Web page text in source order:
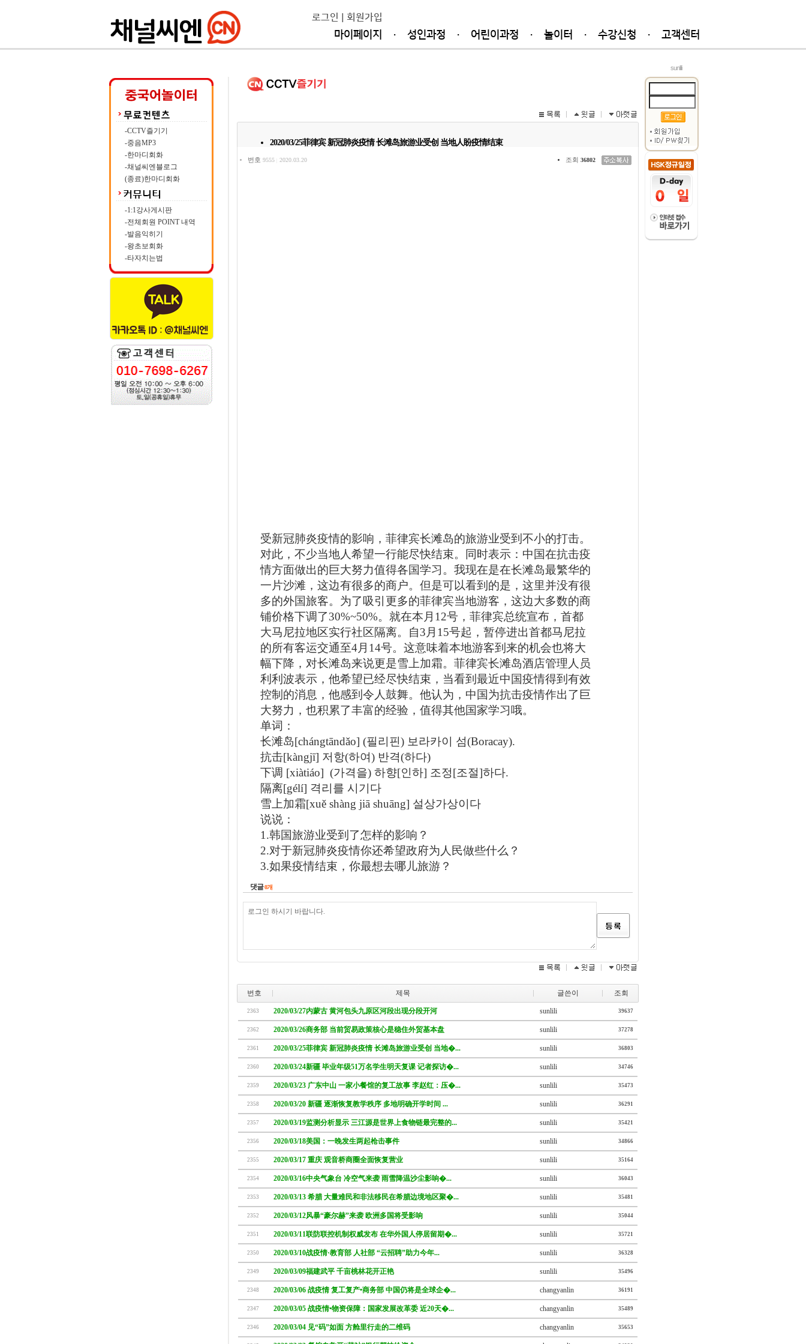
로그인 회원가입
마이페이지 · 성인과정 · 어린이과정 · 놀이터 · 수강신청 · 고객센터
-CCTV즐기기
-중음MP3
-한마디회화
-채널씨엔블로그
(종료)한마디회화
-1:1강사게시판
-전체회원 POINT 내역
-발음익히기
-왕초보회화
-타자치는법
2020/03/25菲律宾 新冠肺炎疫情 长滩岛旅游业受创 当地人盼疫情结束
sunlili
번호 9555 2020.03.20 조회 36802
受新冠肺炎疫情的影响，菲律宾长滩岛的旅游业受到不小的打击。
对此，不少当地人希望一行能尽快结束。同时表示：中国在抗击疫
情方面做出的巨大努力值得各国学习。我现在是在长滩岛最繁华的
一片沙滩，这边有很多的商户。但是可以看到的是，这里并没有很
多的外国旅客。为了吸引更多的菲律宾当地游客，这边大多数的商
铺价格下调了30%~50%。就在本月12号，菲律宾总统宣布，首都
大马尼拉地区实行社区隔离。自3月15号起，暂停进出首都马尼拉
的所有客运交通至4月14号。这意味着本地游客到来的机会也将大
幅下降，对长滩岛来说更是雪上加霜。菲律宾长滩岛酒店管理人员
利利波表示，他希望已经尽快结束，当看到最近中国疫情得到有效
控制的消息，他感到令人鼓舞。他认为，中国为抗击疫情作出了巨
大努力，也积累了丰富的经验，值得其他国家学习哦。
单词：
长滩岛[chángtāndǎo] (필리핀) 보라카이 섬(Boracay).
抗击[kàngjī] 저항(하여) 반격(하다)
下调 [xiàtiáo] (가격을) 하향[인하] 조정[조절]하다.
隔离[gélí] 격리를 시기다
雪上加霜[xuě shàng jiā shuāng] 설상가상이다
说说：
1.韩国旅游业受到了怎样的影响？
2.对于新冠肺炎疫情你还希望政府为人民做些什么？
3.如果疫情结束，你最想去哪儿旅游？
댓글0개
번호 제목 글쓴이 조회
2363 2020/03/27内蒙古 黄河包头九原区河段出现分段开河 sunlili 39637
2362 2020/03/26商务部 当前贸易政策核心是稳住外贸基本盘 sunlili 37278
2361 2020/03/25菲律宾 新冠肺炎疫情 长滩岛旅游业受创 当地�... sunlili 36803
2360 2020/03/24新疆 毕业年级51万名学生明天复课 记者探访�... sunlili 34746
2359 2020/03/23 广东中山 一家小餐馆的复工故事 李赵红：压�... sunlili 35473
2358 2020/03/20 新疆 逐渐恢复教学秩序 多地明确开学时间 ... sunlili 36291
2357 2020/03/19监测分析显示 三江源是世界上食物链最完整的... sunlili 35421
2356 2020/03/18美国：一晚发生两起枪击事件 sunlili 34866
2355 2020/03/17 重庆 观音桥商圈全面恢复营业 sunlili 35164
2354 2020/03/16中央气象台 冷空气来袭 雨雪降温沙尘影响�... sunlili 36043
2353 2020/03/13 希腊 大量难民和非法移民在希腊边境地区聚�... sunlili 35481
2352 2020/03/12风暴“豪尔赫”来袭 欧洲多国将受影响 sunlili 35044
2351 2020/03/11联防联控机制权威发布 在华外国人停居留期�... sunlili 35721
2350 2020/03/10战疫情·教育部 人社部 “云招聘”助力今年... sunlili 36328
2349 2020/03/09福建武平 千亩桃林花开正艳 sunlili 35496
2348 2020/03/06 战疫情 复工复产•商务部 中国仍将是全球企�... changyanlin 36191
2347 2020/03/05 战疫情•物资保障：国家发展改革委 近20天�... changyanlin 35489
2346 2020/03/04 见“码”如面 方舱里行走的二维码 changyanlin 35653